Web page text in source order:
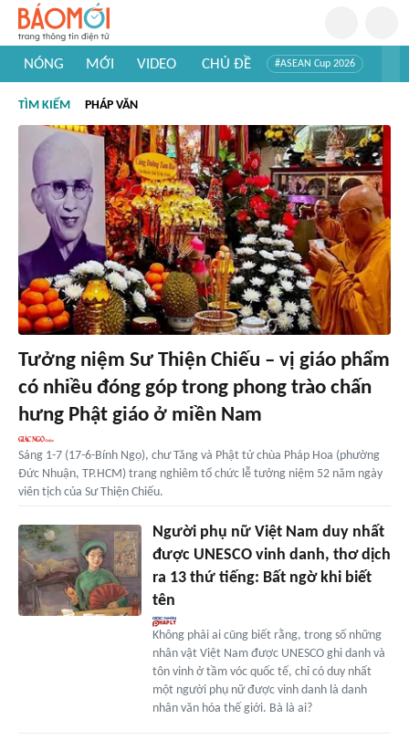
NÓNG MỚI VIDEO CHỦ ĐỀ #ASEAN Cup 2026
#Khám phá thế giới
TÌM KIẾM PHÁP VĂN
Tưởng niệm Sư Thiện Chiếu – vị giáo phẩm
có nhiều đóng góp trong phong trào chấn
hưng Phật giáo ở miền Nam
Sáng 1-7 (17-6-Bính Ngọ), chư Tăng và Phật tử chùa Pháp Hoa (phường
Đức Nhuận, TP.HCM) trang nghiêm tổ chức lễ tưởng niệm 52 năm ngày
viên tịch của Sư Thiện Chiếu.
Người phụ nữ Việt Nam duy nhất
được UNESCO vinh danh, thơ dịch
ra 13 thứ tiếng: Bất ngờ khi biết
tên
Không phải ai cũng biết rằng, trong số những
nhân vật Việt Nam được UNESCO ghi danh và
tôn vinh ở tầm vóc quốc tế, chỉ có duy nhất
một người phụ nữ được vinh danh là danh
nhân văn hóa thế giới. Bà là ai?